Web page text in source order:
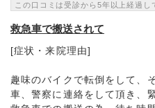
この口コミは受診から5年以上経過し
救急車で搬送されて
[症状・来院理由]
趣味のバイクで転倒をして、
車、警察に連絡をして頂き、